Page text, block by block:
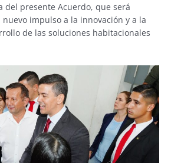
del presente Acuerdo, que será
impulso a la innovación y a la
de las soluciones habitacionales